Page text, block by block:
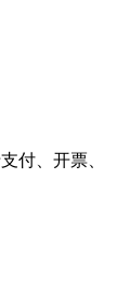
付、开票、